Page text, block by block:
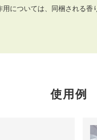
については、同梱される香
使用例